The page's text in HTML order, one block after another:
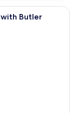
tidur premium, bar
with Butler